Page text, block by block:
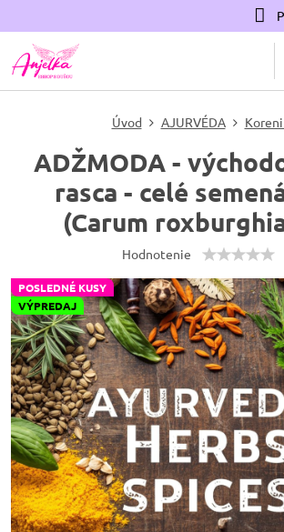
POSLEDNÉ KUSY
VÝPREDAJ
Úvod AJURVÉDA
ADŽMODA -
rasca - celé
(Carum
Hodnotenie